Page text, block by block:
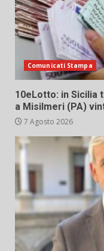
Comunicati Stampa
10eLotto: in Sicilia
a Misilmeri (PA)
7 Agosto 2026